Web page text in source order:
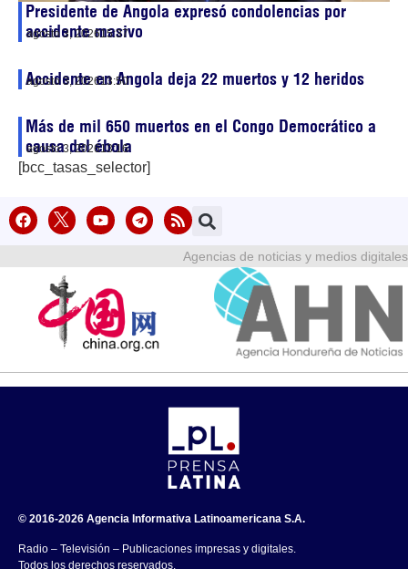
Presidente de Angola expresó condolencias por
accidente masivo
agosto 3, 202615:37
Accidente en Angola deja 22 muertos y 12 heridos
agosto 3, 202613:50
Más de mil 650 muertos en el Congo Democrático a
causa del ébola
agosto 3, 202613:16
[bcc_tasas_selector]
Agencias de noticias y medios digitales
© 2016-2026 Agencia Informativa Latinoamericana S.A.
Radio – Televisión – Publicaciones impresas y digitales.
Todos los derechos reservados.